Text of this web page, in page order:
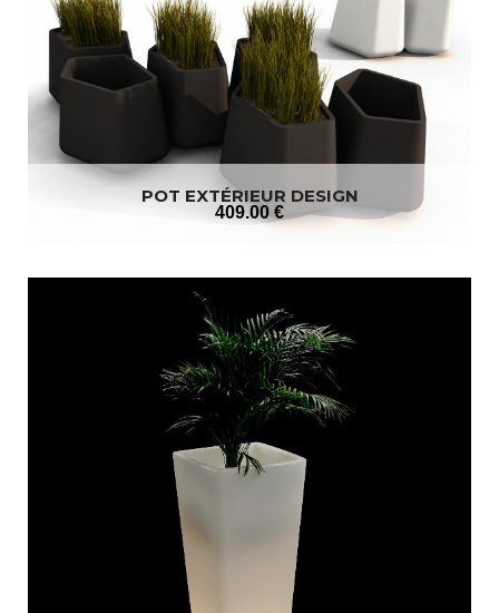
POT EXTÉRIEUR DESIGN
409.00 €